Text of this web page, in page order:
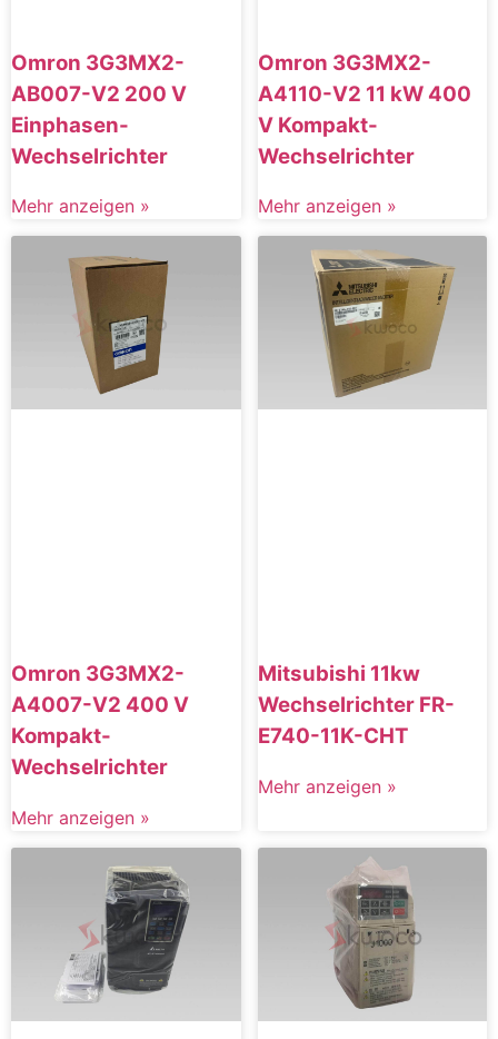
Omron 3G3MX2-
AB007-V2 200 V
Einphasen-
Wechselrichter
Mehr anzeigen »
Omron 3G3MX2-
A4110-V2 11 kW 400
V Kompakt-
Wechselrichter
Mehr anzeigen »
Omron 3G3MX2-
A4007-V2 400 V
Kompakt-
Wechselrichter
Mehr anzeigen »
Mitsubishi 11kw
Wechselrichter FR-
E740-11K-CHT
Mehr anzeigen »